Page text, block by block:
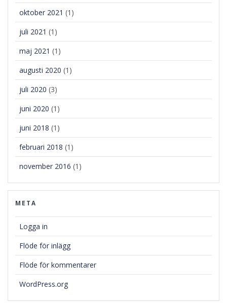
oktober 2021 (1)
juli 2021 (1)
maj 2021 (1)
augusti 2020 (1)
juli 2020 (3)
juni 2020 (1)
juni 2018 (1)
februari 2018 (1)
november 2016 (1)
META
Logga in
Flöde för inlägg
Flöde för kommentarer
WordPress.org